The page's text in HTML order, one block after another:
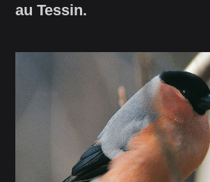
au Tessin.